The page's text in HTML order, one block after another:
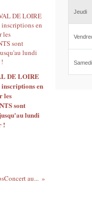
DE LOIRE
inscriptions en
les
sont
lundi
!
au...